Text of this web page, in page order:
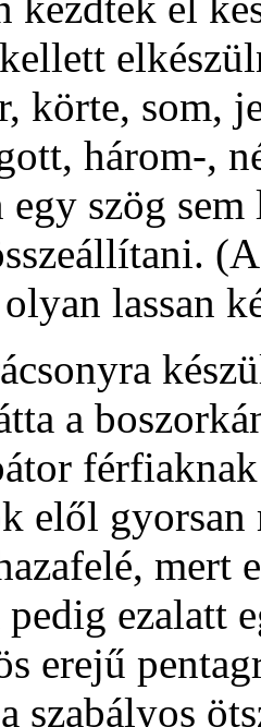
körte, som,
három-,
egy szög
lassan
a
elől
ezalatt
erejű
szabályos